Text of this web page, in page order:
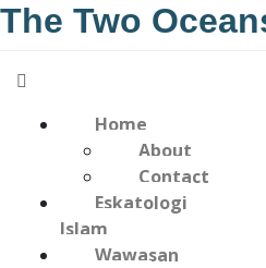
The Two
Home
About
Contact
Eskatologi
Islam
Wawasan